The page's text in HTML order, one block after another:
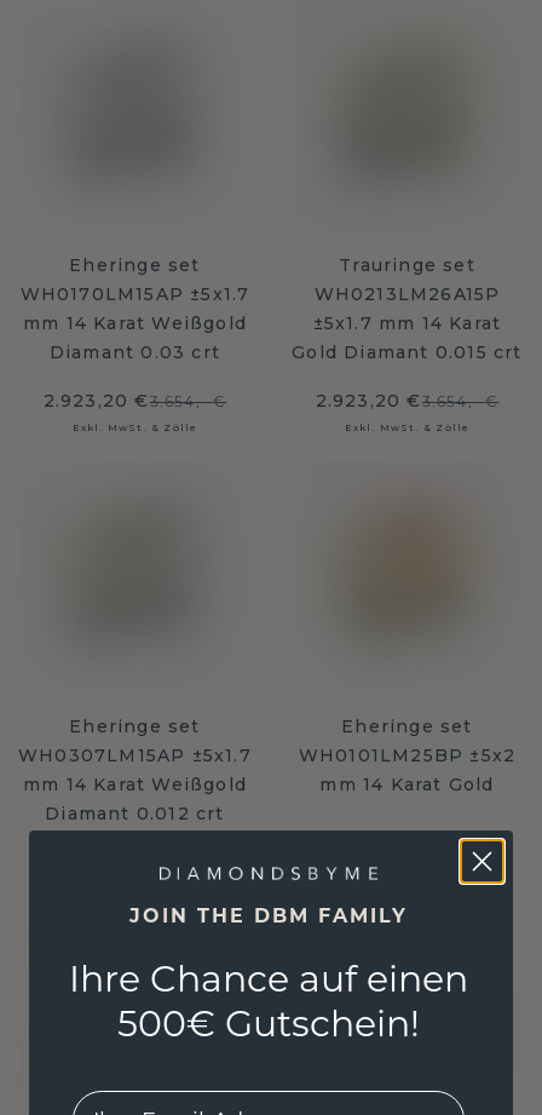
Eheringe set
WH0170LM15AP ±5x1.7
mm 14 Karat Weißgold
Diamant 0.03 crt
2.923,20 €3.654,- €
Exkl. MwSt. & Zölle
Trauringe set
WH0213LM26A15P
±5x1.7 mm 14 Karat
Gold Diamant 0.015 crt
2.923,20 €3.654,- €
Exkl. MwSt. & Zölle
Eheringe set
WH0307LM15AP ±5x1.7
mm 14 Karat Weißgold
Diamant 0.012 crt
3.284,- €
Eheringe set
WH0101LM25BP ±5x2
mm 14 Karat Gold
2.424,- € 3.030,- €
Exkl. MwSt. & Zölle
JOIN THE DBM FAMILY
Ihre Chance auf einen
500€ Gutschein!
EMail